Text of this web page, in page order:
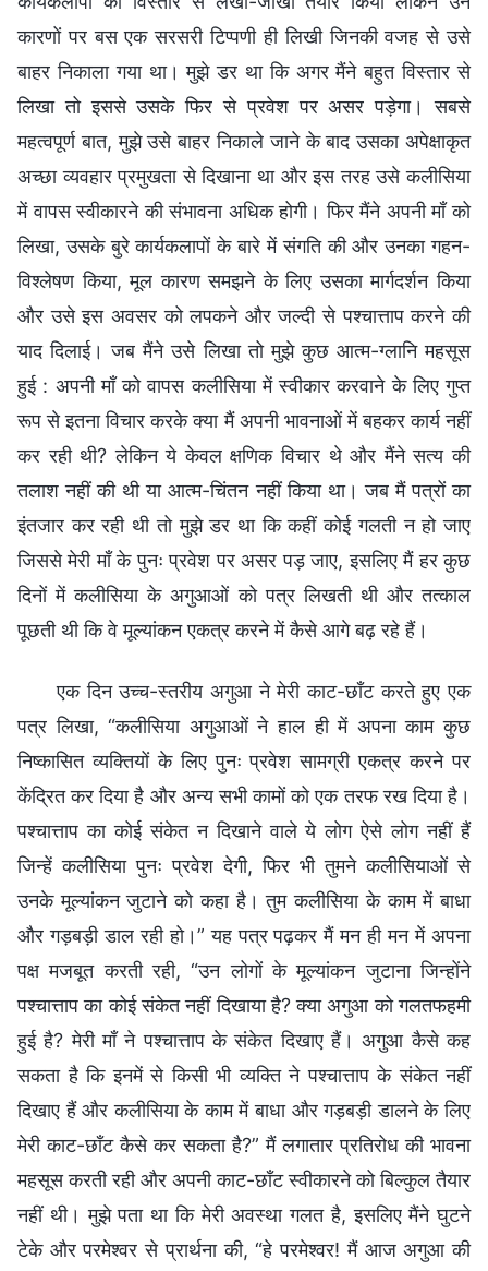
कारणों पर बस एक सरसरी टिप्पणी ही लिखी जिनकी वजह से उसे
बाहर निकाला गया था। मुझे डर था कि अगर मैंने बहुत विस्तार से
लिखा तो इससे उसके फिर से प्रवेश पर असर पड़ेगा। सबसे
महत्वपूर्ण बात, मुझे उसे बाहर निकाले जाने के बाद उसका अपेक्षाकृत
अच्छा व्यवहार प्रमुखता से दिखाना था और इस तरह उसे कलीसिया
में वापस स्वीकारने की संभावना अधिक होगी। फिर मैंने अपनी माँ को
लिखा, उसके बुरे कार्यकलापों के बारे में संगति की और उनका गहन-
विश्लेषण किया, मूल कारण समझने के लिए उसका मार्गदर्शन किया
और उसे इस अवसर को लपकने और जल्दी से पश्चात्ताप करने की
याद दिलाई। जब मैंने उसे लिखा तो मुझे कुछ आत्म-ग्लानि महसूस
हुई : अपनी माँ को वापस कलीसिया में स्वीकार करवाने के लिए गुप्त
रूप से इतना विचार करके क्या मैं अपनी भावनाओं में बहकर कार्य नहीं
कर रही थी? लेकिन ये केवल क्षणिक विचार थे और मैंने सत्य की
तलाश नहीं की थी या आत्म-चिंतन नहीं किया था। जब मैं पत्रों का
इंतजार कर रही थी तो मुझे डर था कि कहीं कोई गलती न हो जाए
जिससे मेरी माँ के पुनः प्रवेश पर असर पड़ जाए, इसलिए मैं हर कुछ
दिनों में कलीसिया के अगुआओं को पत्र लिखती थी और तत्काल
पूछती थी कि वे मूल्यांकन एकत्र करने में कैसे आगे बढ़ रहे हैं।
एक दिन उच्च-स्तरीय अगुआ ने मेरी काट-छाँट करते हुए एक
पत्र लिखा, “कलीसिया अगुआओं ने हाल ही में अपना काम कुछ
निष्कासित व्यक्तियों के लिए पुनः प्रवेश सामग्री एकत्र करने पर
केंद्रित कर दिया है और अन्य सभी कामों को एक तरफ रख दिया है।
पश्चात्ताप का कोई संकेत न दिखाने वाले ये लोग ऐसे लोग नहीं हैं
जिन्हें कलीसिया पुनः प्रवेश देगी, फिर भी तुमने कलीसियाओं से
उनके मूल्यांकन जुटाने को कहा है। तुम कलीसिया के काम में बाधा
और गड़बड़ी डाल रही हो।” यह पत्र पढ़कर मैं मन ही मन में अपना
पक्ष मजबूत करती रही, “उन लोगों के मूल्यांकन जुटाना जिन्होंने
पश्चात्ताप का कोई संकेत नहीं दिखाया है? क्या अगुआ को गलतफहमी
हुई है? मेरी माँ ने पश्चात्ताप के संकेत दिखाए हैं। अगुआ कैसे कह
सकता है कि इनमें से किसी भी व्यक्ति ने पश्चात्ताप के संकेत नहीं
दिखाए हैं और कलीसिया के काम में बाधा और गड़बड़ी डालने के लिए
मेरी काट-छाँट कैसे कर सकता है?” मैं लगातार प्रतिरोध की भावना
महसूस करती रही और अपनी काट-छाँट स्वीकारने को बिल्कुल तैयार
नहीं थी। मुझे पता था कि मेरी अवस्था गलत है, इसलिए मैंने घुटने
टेके और परमेश्वर से प्रार्थना की, “हे परमेश्वर! मैं आज अगुआ की